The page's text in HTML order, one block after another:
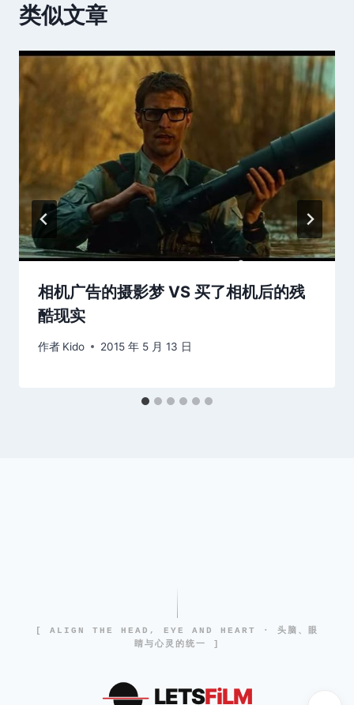
类似文章
相机广告的摄影梦 VS 买了相机后的残
酷现实
作者 Kido 2015 年 5 月 13 日
[ ALIGN THE HEAD, EYE AND HEART · 头脑、眼
睛与心灵的统一 ]
LETSFiLM